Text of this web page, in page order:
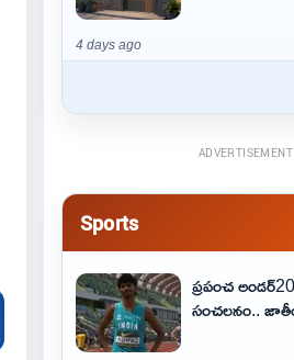
4 days ago
ADVERTISEMENT
Sports
ప్రపంచ
సంచలనం..